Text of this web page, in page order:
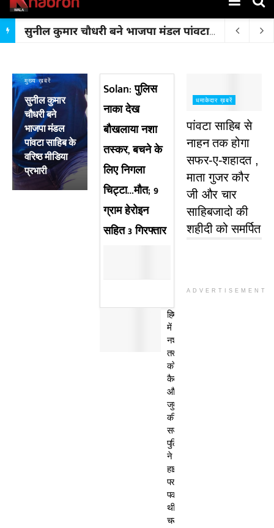
सुनील कुमार चौधरी बने भाजपा मंडल पांवटा साहिब के वरिष्ठ मीडिया प्रभारी
मुख्य ख़बरें
सुनील कुमार
चौधरी बने
भाजपा मंडल
पांवटा साहिब के
वरिष्ठ मीडिया
प्रभारी
Solan: पुलिस
नाका देख
बौखलाया नशा
तस्कर, बचने के
लिए निगला
चिट्टा…मौत; 9
ग्राम हेरोइन
सहित 3 गिरफ्तार
हिमाचल
में
नशा
तस्कर
काे
कैद
और
जुर्माने
की
सजा,
पुलिस
ने
हाईवे
पर
पकड़ी
थी
चरस
धमाकेदार ख़बरें
पांवटा साहिब से
नाहन तक होगा
सफर-ए-शहादत ,
माता गुजर कौर
जी और चार
साहिबजादो की
शहीदी को समर्पित
ADVERTISEMENT